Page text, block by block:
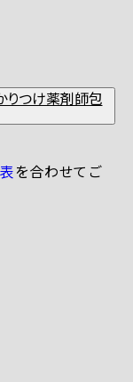
りつけ薬剤師包
を合わせてご